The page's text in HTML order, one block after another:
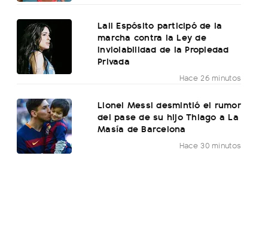
Lali Espósito participó de la
marcha contra la Ley de
Inviolabilidad de la Propiedad
Privada
Hace 26 minutos
Lionel Messi desmintió el rumor
del pase de su hijo Thiago a La
Masía de Barcelona
Hace 30 minutos